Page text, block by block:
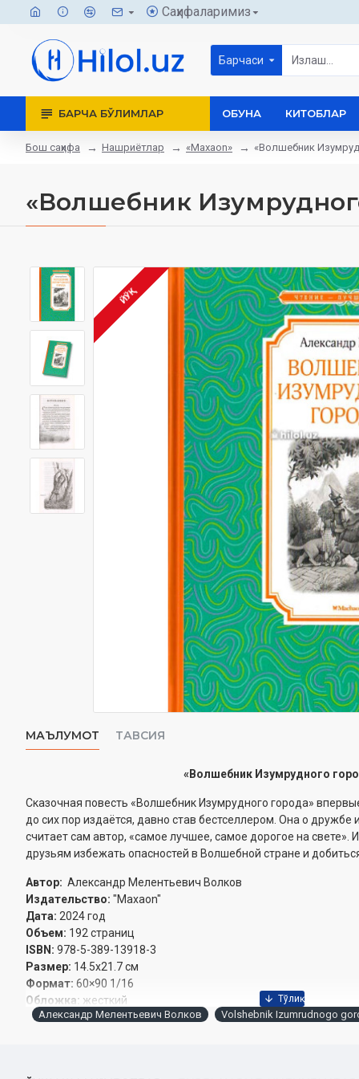
Саҳифаларимиз
Барчаси
БАРЧА БЎЛИМЛАР ОБУНА КИТОБЛАР
Бош саҳифа Нашриётлар «Maxaon» «Волшебник
«Волшебник
ЙЎҚ
МАЪЛУМОТ ТАВСИЯ
«Волшебник Изумрудного
Сказочная повесть «Волшебник Изумрудного города»
до сих пор издаётся, давно став бестселлером. Она о дружбе
считает сам автор, «самое лучшее, самое дорогое на свете».
друзьям избежать опасностей в Волшебной стране и
Автор: Александр Мелентьевич Волков
Издательство: "Maxaon"
Дата: 2024 год
Объем: 192 страниц
ISBN: 978-5-389-13918-3
Размер: 14.5x21.7 см
Формат: 60×90 1/16
Обложка: жесткий
Александр Мелентьевич Волков Volshebnik Izumrudnogo